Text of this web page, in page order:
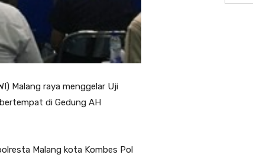
Malang raya menggelar Uji
di Gedung AH
Malang kota Kombes Pol